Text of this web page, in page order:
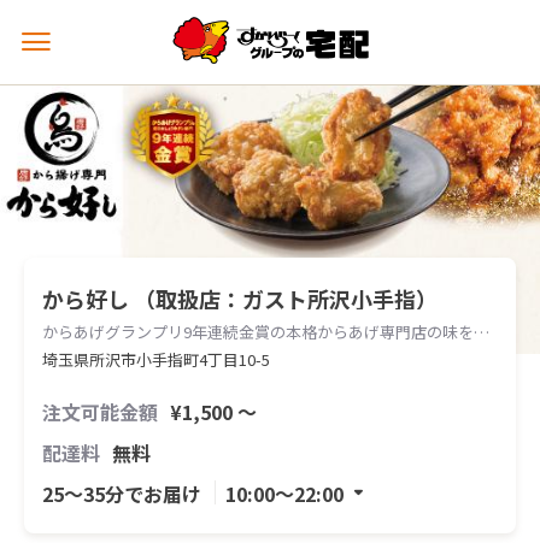
メ
ュ
ー
を
開
く
から好し （取扱店：ガスト所沢小手指）
からあげグランプリ9年連続金賞の本格からあげ専門店の味をお届けします。
埼玉県所沢市小手指町4丁目10-5
注文可能金額 ¥1,500 〜
配達料 無料
25〜35分でお届け
10:00〜22:00